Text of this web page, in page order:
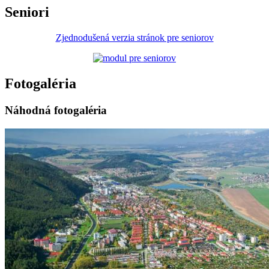
Seniori
Zjednodušená verzia stránok pre seniorov
Fotogaléria
Náhodná fotogaléria